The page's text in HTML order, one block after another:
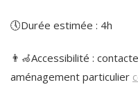
🕔Durée estimée : 4h
👨‍🦽Accessibilité :
aménagement particulier